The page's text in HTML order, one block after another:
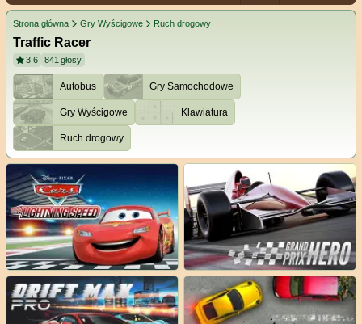
Strona główna Gry Wyścigowe Ruch drogowy
Traffic Racer
3.6 841głosy
Autobus Gry Samochodowe
Gry Wyścigowe Klawiatura
Ruch drogowy